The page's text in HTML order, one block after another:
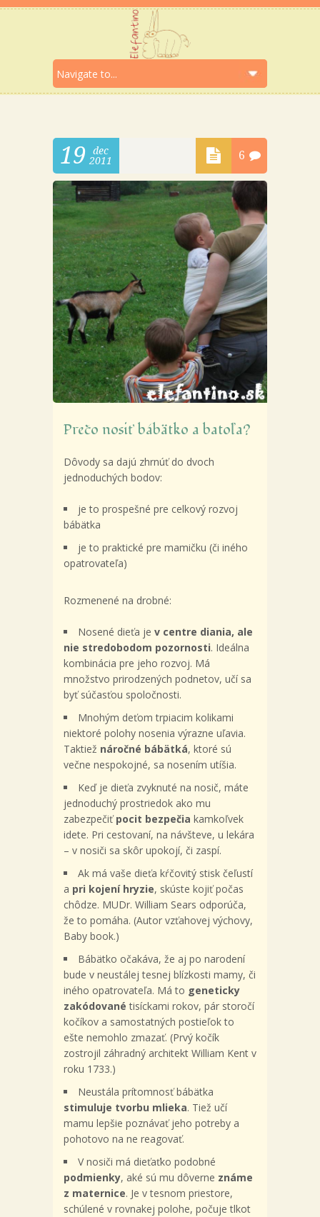
19
dec
2011
6
Prečo nosiť bábätko a batoľa?
Dôvody sa dajú zhrnúť do dvoch
jednoduchých bodov:
je to prospešné pre celkový rozvoj
bábätka
je to praktické pre mamičku (či iného
opatrovateľa)
Rozmenené na drobné:
Nosené dieťa je v centre diania, ale
nie stredobodom pozornosti. Ideálna
kombinácia pre jeho rozvoj. Má
množstvo prirodzených podnetov, učí sa
byť súčasťou spoločnosti.
Mnohým deťom trpiacim kolikami
niektoré polohy nosenia výrazne uľavia.
Taktiež náročné bábätká, ktoré sú
večne nespokojné, sa nosením utíšia.
Keď je dieťa zvyknuté na nosič, máte
jednoduchý prostriedok ako mu
zabezpečiťpocit bezpečia kamkoľvek
idete. Pri cestovaní, na návšteve, u lekára
– v nosiči sa skôr upokojí, či zaspí.
Ak má vaše dieťa kŕčovitý stisk čeľustí
a pri kojení hryzie, skúste kojiť počas
chôdze. MUDr. William Sears odporúča,
že to pomáha. (Autor vzťahovej výchovy,
Baby book.)
Bábätko očakáva, že aj po narodení
bude v neustálej tesnej blízkosti mamy, či
iného opatrovateľa. Má to geneticky
zakódované tisíckami rokov, pár storočí
kočíkov a samostatných postieľok to
ešte nemohlo zmazať. (Prvý kočík
zostrojil záhradný architekt William Kent v
roku 1733.)
Neustála prítomnosť bábätka
stimuluje tvorbu mlieka. Tiež učí
mamu lepšie poznávať jeho potreby a
pohotovo na ne reagovať.
V nosiči má dieťaťko podobné
podmienky, aké sú mu dôverne známe
z maternice. Je v tesnom priestore,
schúlené v rovnakej polohe, počuje tlkot